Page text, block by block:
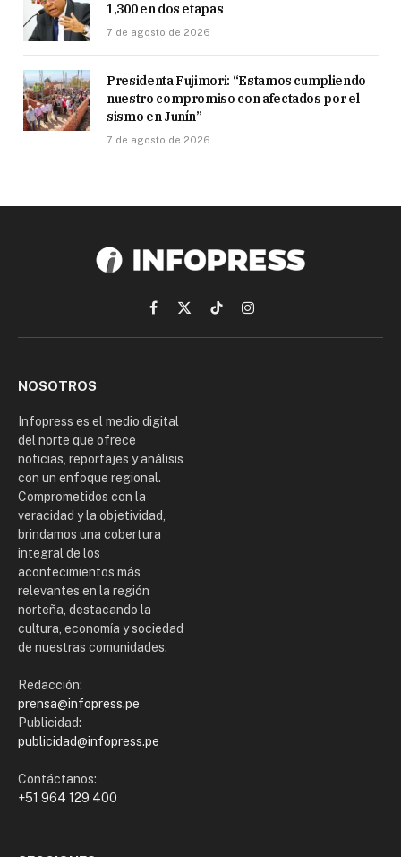
1,300 en dos etapas
7 de agosto de 2026
Presidenta Fujimori: “Estamos cumpliendo
nuestro compromiso con afectados por el
sismo en Junín”
7 de agosto de 2026
Facebook
X
(Twitter)
TikTokInstagram
NOSOTROS
Infopress es el medio digital
del norte que ofrece
noticias, reportajes y análisis
con un enfoque regional.
Comprometidos con la
veracidad y la objetividad,
brindamos una cobertura
integral de los
acontecimientos más
relevantes en la región
norteña, destacando la
cultura, economía y sociedad
de nuestras comunidades.
Redacción:
prensa@infopress.pe
Publicidad:
publicidad@infopress.pe
Contáctanos:
+51 964 129 400